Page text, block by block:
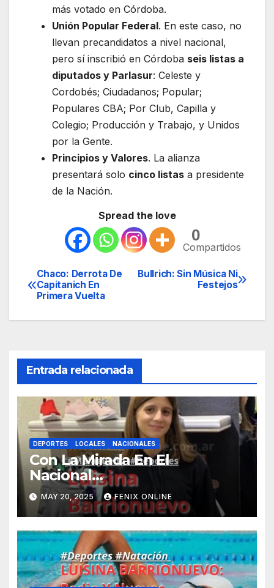
más votado en Córdoba.
Unión Popular Federal. En este caso, no
llevan precandidatos a nivel nacional,
pero sí inscribió en Córdoba seis listas a
diputados y Parlasur: Celeste y
Cordobés; Ciudadanos; Popular;
Populares CBA; Por Club, Capilla y
Colegio; Producción y Trabajo, y Unidos
por la Gente.
Principios y Valores. La alianza
presentará solo cinco listas a presidente
de la Nación.
Spread the love
0
Compartidos
Navegación
de
Bullrich: Sin Música Ni
Festejos
Chaco: Derrota De
Capitanich En
Primera Vuelta
Entrada relacionada
DEPORTES LOCALES NACIONALES
Con La Mirada En El
Nacional…
MAY 20, 2025 FENIX ONLINE